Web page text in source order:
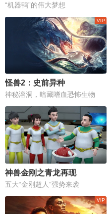
“机器鸭”的伟大梦想
怪兽2：史前异种
神秘溶洞，暗藏嗜血恐怖生物
神兽金刚之青龙再现
五大“金刚超人”强势来袭